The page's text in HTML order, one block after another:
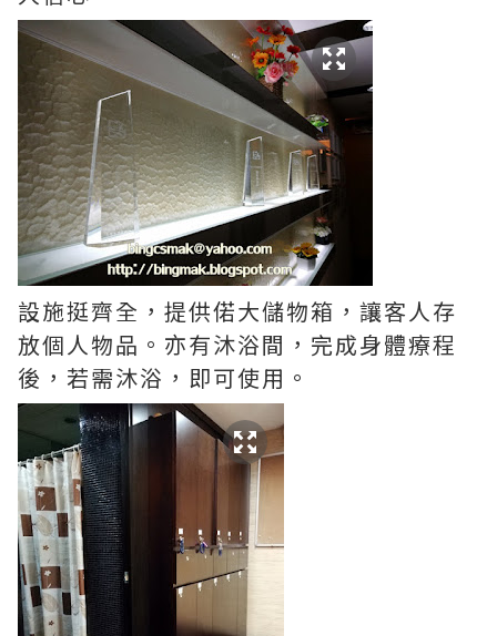
設施挺齊全，提供偌大儲物箱，讓客人存
放個人物品。亦有沐浴間，完成身體療程
後，若需沐浴，即可使用。